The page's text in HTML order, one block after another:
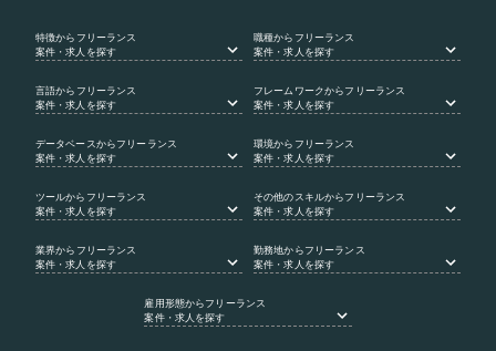
特徴からフリーランス
案件・求人を探す
職種からフリーランス
案件・求人を探す
言語からフリーランス
案件・求人を探す
フレームワークからフリーランス
案件・求人を探す
データベース からフリーランス
案件・求人を探す
環境からフリーランス
案件・求人を探す
ツールからフリーランス
案件・求人を探す
その他のスキルからフリーランス
案件・求人を探す
業界からフリーランス
案件・求人を探す
勤務地からフリーランス
案件・求人を探す
雇用形態からフリーランス
案件・求人を探す